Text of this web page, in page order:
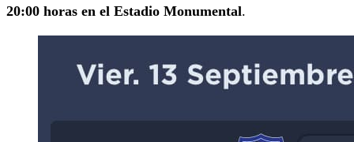
20:00 horas en el Estadio Monumental.